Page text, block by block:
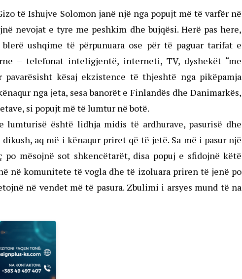
të Ishujve Solomon janë një nga popujt më të varfër në
nevojat e tyre me peshkim dhe bujqësi. Herë pas here,
ushqime të përpunuara ose për të paguar tarifat e
– telefonat inteligjentë, interneti, TV, dyshekët “me
kësaj ekzistence të thjeshtë nga pikëpamja
nga jeta, sesa banorët e Finlandës dhe Danimarkës,
si popujt më të lumtur në botë.
është lidhja midis të ardhurave, pasurisë dhe
aq më i kënaqur priret që të jetë. Sa më i pasur një
mësojnë sot shkencëtarët, disa popuj e sfidojnë këtë
në komunitete të vogla dhe të izoluara priren të jenë po
në vendet më të pasura. Zbulimi i arsyes mund të na